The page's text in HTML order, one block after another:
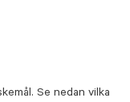
Se nedan vilka